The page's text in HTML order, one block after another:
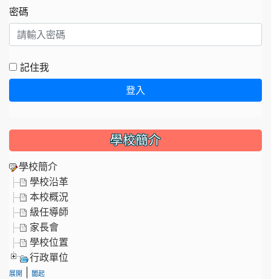
密碼
記住我
登入
學校簡介
學校簡介
學校沿革
本校概況
級任導師
家長會
學校位置
行政單位
展開 闔起